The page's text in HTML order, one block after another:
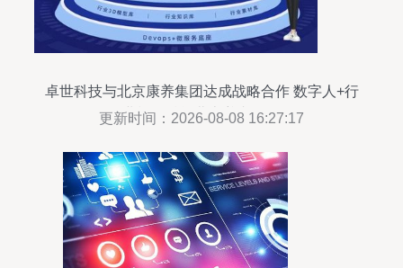
卓世科技与北京康养集团达成战略合作 数字人+行
业模型赋能北京养老服务
更新时间：2026-08-08 16:27:17